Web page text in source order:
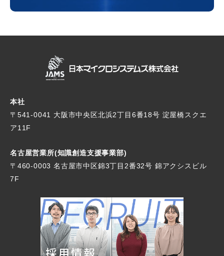
本社
〒541-0041 大阪市中央区北浜2丁目6番18号 淀屋橋スクエ
ア11F
名古屋営業所(知識創造支援事業部)
〒460-0003 名古屋市中区錦3丁目2番32号 錦アクシスビル
7F